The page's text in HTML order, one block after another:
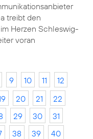
treibt den
Herzen Schleswig-
voran
9 10 11
12
20 21
22
29 30
31
38 39
40